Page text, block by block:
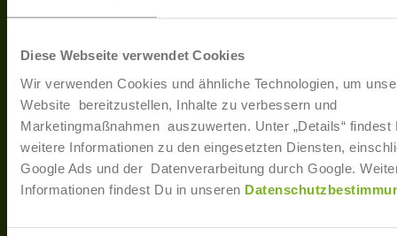
Diese Webseite verwendet Cookies
Wir verwenden Cookies und ähnliche Technologien, um
Website bereitzustellen, Inhalte zu verbessern und
Marketingmaßnahmen auszuwerten. Unter „Details“ findest
weitere Informationen zu den eingesetzten Diensten,
Google Ads und der Datenverarbeitung durch Google.
Informationen findest Du in unseren
40233 Düsseldorf
T: +49 (0)211 / 866 68 - 13
E-Mail: info@joborama.de
Über Uns
Veranstaltungen
Ansprechpartner
Partner